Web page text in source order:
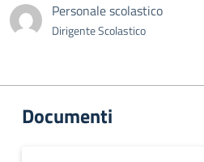
Personale scolastico
Dirigente Scolastico
Documenti